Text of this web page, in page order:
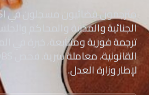
الجنائية والمدنية والمحاكم
ترجمة فورية ومتتابعة، خبرة في
لإطار وزارة العدل.